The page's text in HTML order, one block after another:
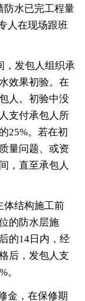
防水已完工程量
人在现场跟班
，发包人组织承
效果初验。在
人。初验中没
支付承包人所
25%。若在初
量问题、或资
，直至承包人
体结构施工前
的防水层施
的14日内，经
后，发包人支
。
金，在保修期